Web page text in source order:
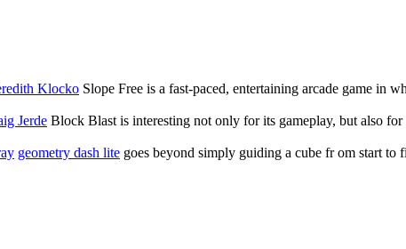
Klocko Slope Free is a fast-paced, entertaining arcade game in
Jerde Block Blast is interesting not only for its gameplay, but also
geometry dash lite goes beyond simply guiding a cube fr om start to